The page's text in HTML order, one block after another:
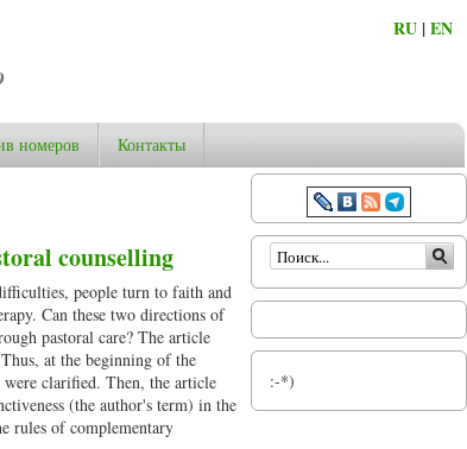
RU |EN
номеров Контакты
counselling
people turn to faith and
Can these two directions of
pastoral care? The article
at the beginning of the
were clarified. Then, the article
(the author's term) in the
rules of complementary
Форма поиска
:-*)